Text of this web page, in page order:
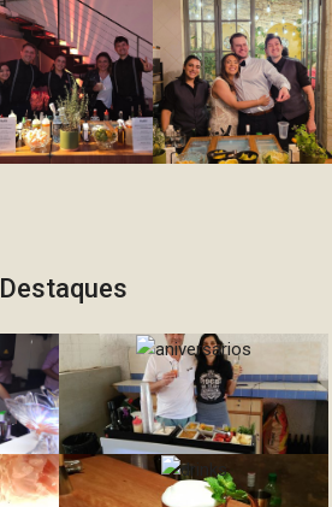
Destaques